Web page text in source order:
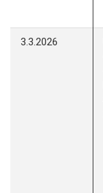
3.3.2026